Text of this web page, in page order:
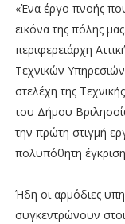
«Ένα έργο πνοής
εικόνα της πόλης
περιφερειάρχη
Τεχνικών
στελέχη της
του Δήμου
την πρώτη στιγμή
πολυπόθητη
Ήδη οι αρμόδιες
συγκεντρώνουν